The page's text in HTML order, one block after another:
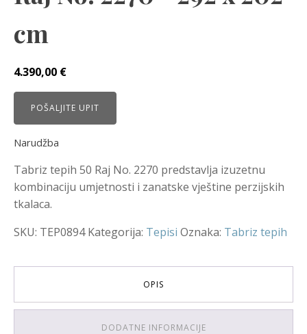
cm
4.390,00 €
POŠALJITE UPIT
Narudžba
Tabriz tepih 50 Raj No. 2270 predstavlja izuzetnu
kombinaciju umjetnosti i zanatske vještine perzijskih
tkalaca.
SKU: TEP0894 Kategorija: Tepisi Oznaka: Tabriz tepih
OPIS
DODATNE INFORMACIJE